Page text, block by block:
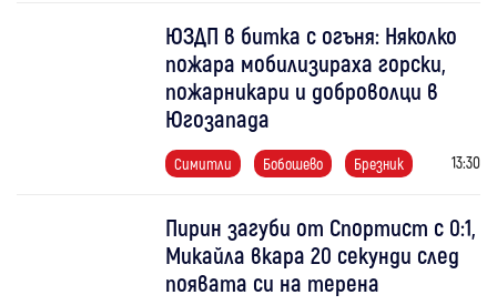
ЮЗДП в битка с огъня: Няколко
пожара мобилизираха горски,
пожарникари и доброволци в
Югозапада
Симитли Бобошево Брезник 13:30
Пирин загуби от Спортист с 0:1,
Микайла вкара 20 секунди след
появата си на терена